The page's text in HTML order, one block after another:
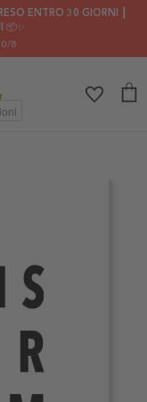
ENTRO 30 GIORNI ┃
8